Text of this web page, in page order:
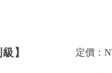
】 定價：